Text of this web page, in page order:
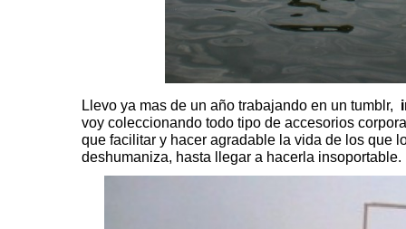
Llevo ya mas de un año trabajando en un tumblr,
voy coleccionando todo tipo de accesorios
que facilitar y hacer agradable la vida de los que
deshumaniza, hasta llegar a hacerla insoportable.